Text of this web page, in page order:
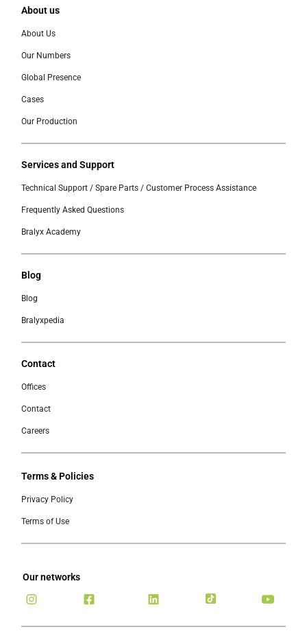
About us
About Us
Our Numbers
Global Presence
Cases
Our Production
Services and Support
Technical Support / Spare Parts / Customer Process Assistance
Frequently Asked Questions
Bralyx Academy
Blog
Blog
Bralyxpedia
Contact
Offices
Contact
Careers
Terms & Policies
Privacy Policy
Terms of Use
Our networks